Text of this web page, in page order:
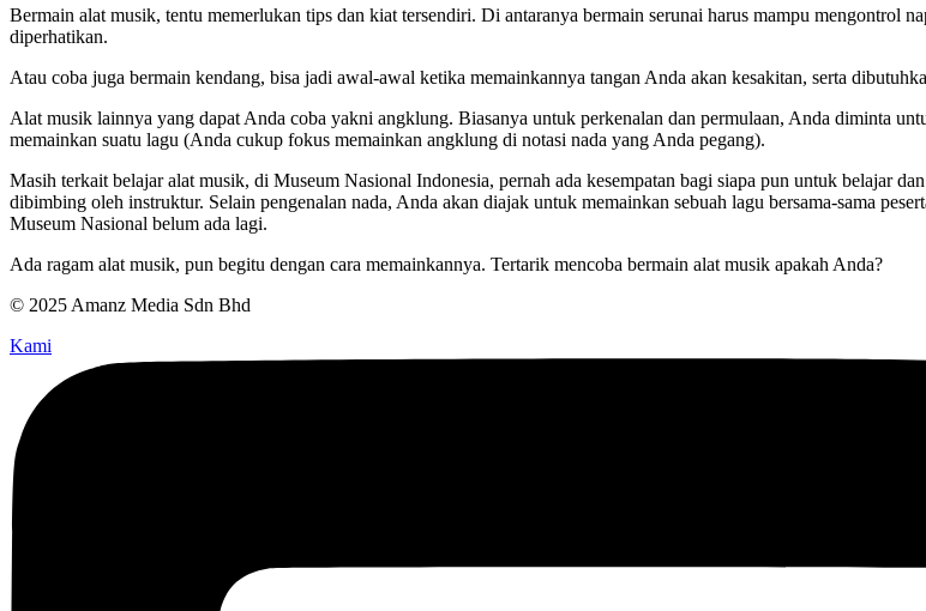
Bermain alat musik, tentu memerlukan tips dan kiat tersendiri. Di antaranya bermain serunai harus mampu mengontrol
diperhatikan.
Atau coba juga bermain kendang, bisa jadi awal-awal ketika memainkannya tangan Anda akan kesakitan, serta
Alat musik lainnya yang dapat Anda coba yakni angklung. Biasanya untuk perkenalan dan permulaan, Anda diminta
memainkan suatu lagu (Anda cukup fokus memainkan angklung di notasi nada yang Anda pegang).
Masih terkait belajar alat musik, di Museum Nasional Indonesia, pernah ada kesempatan bagi siapa pun untuk belajar
dibimbing oleh instruktur. Selain pengenalan nada, Anda akan diajak untuk memainkan sebuah lagu bersama-sama
Museum Nasional belum ada lagi.
Ada ragam alat musik, pun begitu dengan cara memainkannya. Tertarik mencoba bermain alat musik apakah Anda?
© 2025 Amanz Media Sdn Bhd
Kami